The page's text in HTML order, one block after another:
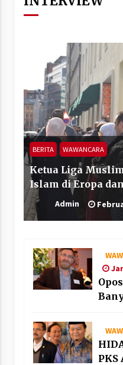
BERITA WAWANCARA
Ketua Liga
Islam di Eropa
Admin
PKS